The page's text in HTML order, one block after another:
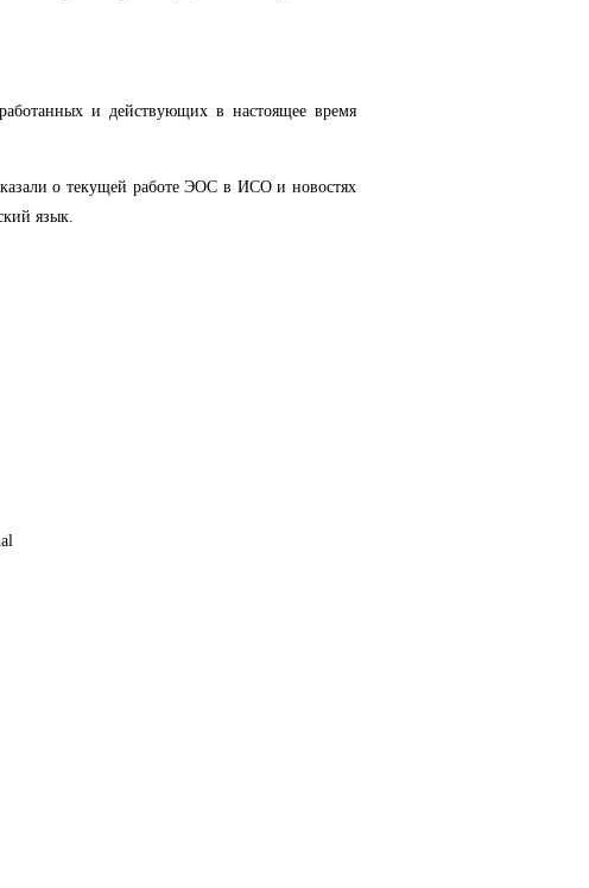
и действующих в настоящее время
о текущей работе ЭОС в ИСО и новостях
язык.